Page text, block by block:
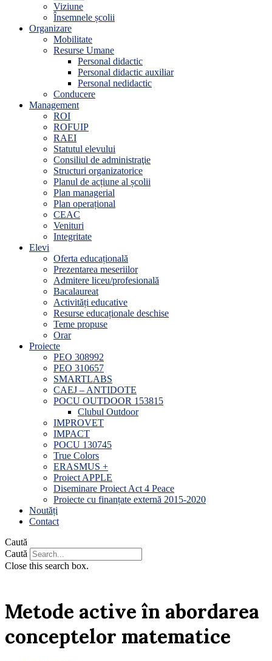
Viziune
Însemnele școlii
Organizare
Mobilitate
Resurse Umane
Personal didactic
Personal didactic auxiliar
Personal nedidactic
Conducere
Management
ROI
ROFUIP
RAEI
Statutul elevului
Consiliul de administraţie
Structuri organizatorice
Planul de acțiune al școlii
Plan managerial
Plan operațional
CEAC
Venituri
Integritate
Elevi
Oferta educațională
Prezentarea meseriilor
Admitere liceu/profesională
Bacalaureat
Activități educative
Resurse educaționale deschise
Teme propuse
Orar
Proiecte
PEO 308992
PEO 310657
SMARTLABS
CAEJ – ANTIDOTE
POCU OUTDOOR 153815
Clubul Outdoor
IMPROVET
IMPACT
POCU 130745
True Colors
ERASMUS +
Proiect APPLE
Diseminare Proiect Act 4 Peace
Proiecte cu finanțate externă 2015-2020
Noutăți
Contact
Caută
Caută
Close this search box.
Metode active în abordarea
conceptelor matematice